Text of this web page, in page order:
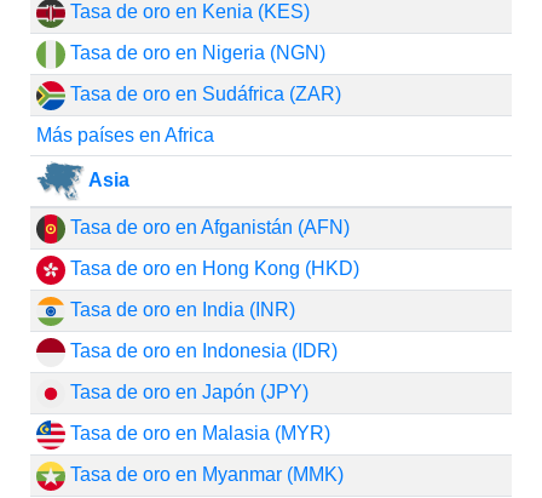
Tasa de oro en Kenia (KES)
Tasa de oro en Nigeria (NGN)
Tasa de oro en Sudáfrica (ZAR)
Más países en Africa
Asia
Tasa de oro en Afganistán (AFN)
Tasa de oro en Hong Kong (HKD)
Tasa de oro en India (INR)
Tasa de oro en Indonesia (IDR)
Tasa de oro en Japón (JPY)
Tasa de oro en Malasia (MYR)
Tasa de oro en Myanmar (MMK)